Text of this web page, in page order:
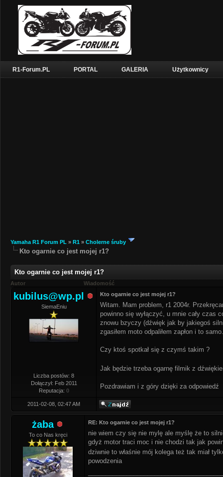
R1-Forum.PL PORTAL GALERIA Użytkownicy
Yamaha R1 Forum PL » R1 » Cholerne śruby
Kto ogarnie co jest mojej r1?
Kto ogarnie co jest mojej r1?
Autor Wiadomość
kubilus@wp.pl
SiemaEniu
Liczba postów: 8
Dołączył: Feb 2011
Reputacja: 0
Kto ogarnie co jest mojej r1?
Witam. Mam problem, r1 2004r.
powinno się wyłączyć, u mnie cały
znowu bzyczy (dźwięk jak by jakiegoś
zgasiłem moto odpaliłem zapłon i to
Czy ktoś spotkał się z czymś takim ?
Jak będzie trzeba ogarnę filmik z
Pozdrawiam i z góry dzięki za odpowiedź
2011-02-08, 02:47 AM
żaba
To co Nas kręci
RE: Kto ogarnie co jest mojej r1?
nie wiem czy się nie mylę ale myślę że to
gdyż motor traci moc i nie chodzi tak jak
dziwnie to właśnie mój kolega też tak miał
powodzenia